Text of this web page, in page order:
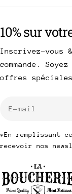
10% sur
Inscrivez-vous
commande.
offres
*En remplissant
recevoir nos